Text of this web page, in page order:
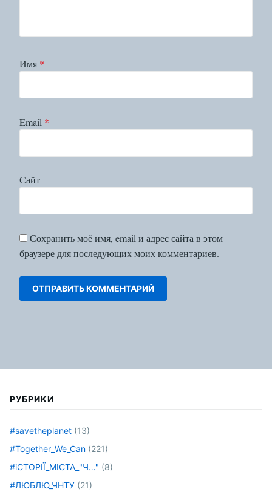
Имя *
Email *
Сайт
Сохранить моё имя, email и адрес сайта в этом
браузере для последующих моих комментариев.
РУБРИКИ
#savetheplanet (13)
#Together_We_Can (221)
#іСТОРІЇ_МІСТА_"Ч…" (8)
#ЛЮБЛЮ_ЧНТУ (21)